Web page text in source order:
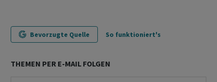
Bevorzugte Quelle So funktioniert's
THEMEN PER E-MAIL FOLGEN